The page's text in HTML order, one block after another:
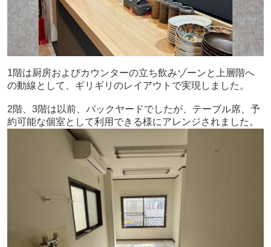
1階は厨房およびカウンターの立ち飲みゾーンと上層階へ
の動線として、ギリギリのレイアウトで実現しました。
2階、3階は以前、バックヤードでしたが、テーブル席、予
約可能な個室として利用できる様にアレンジされました。